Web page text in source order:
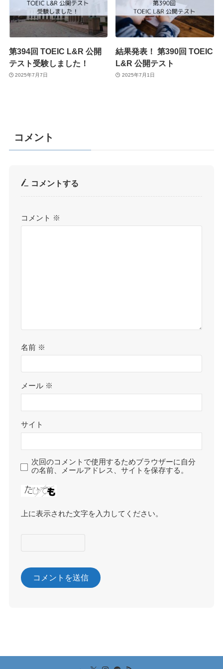
第394回 TOEIC L&R 公開
テスト受験しました！
2025年7月7日
結果発表！ 第390回 TOEIC
L&R 公開テスト
2025年7月1日
コメント
コメントする
コメント ※
名前 ※
メール ※
サイト
次回のコメントで使用するためブラウザーに自分
の名前、メールアドレス、サイトを保存する。
上に表示された文字を入力してください。